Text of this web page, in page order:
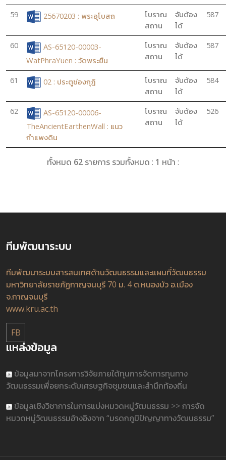
59 25670203 : พระอุโบสถ
โบราณ
สถาน
จับต้อง
ได้
587
60
AS-65120-00003-
WatPhraYuen : วัดพระยืน
โบราณ
สถาน
จับต้อง
ได้
587
61 02 : ประตูช่องกุฎิ
โบราณ
สถาน
จับต้อง
ได้
584
62
AS-65120-00006-
TheAncientEarthenWall : แนว
กำแพงดิน
โบราณ
สถาน
จับต้อง
ได้
526
ทั้งหมด 62 รายการ รวมทั้งหมด : 1 หน้า :
ทีมพัฒนาระบบ
ทีมพัฒนาระบบสารสนเทศด้านวัฒนธรรมและแผนที่วัฒนธรรม
มหาวิทยาลัยราชภัฏกาญจนบุรี 70 ม. 4 ต.หนองบัว อ.เมือง
จ.กาญจนบุรี
www.kru.ac.th
FB
แหล่งข้อมูล
ข้อมูลมาจากโครงการวิจัยภายใต้ทุนการจัดการทุนทาง
วัฒนธรรมเพื่อยกระดับเศรษฐกิจชุมชนและสำนึกท้องถิ่น
ข้อมูลเชิงวิชาการในการแบ่งหมวดหมู่วัฒนธรรม >> การจัด
หมวดหมู่วัฒนธรรมอ้างอิงจาก “มรดกภูมิปัญญาทางวัฒนธรรม”